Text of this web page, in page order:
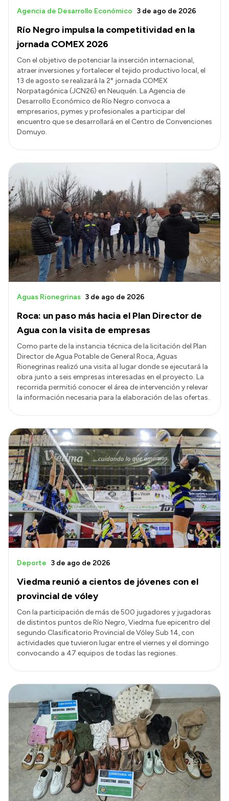
Río Negro impulsa la competitividad en la
jornada COMEX 2026
Agencia de Desarrollo Económico 3 de ago de 2026
Con el objetivo de potenciar la inserción internacional,
atraer inversiones y fortalecer el tejido productivo local, el
13 de agosto se realizará la 2° jornada COMEX
Norpatagónica (JCN26) en Neuquén. La Agencia de
Desarrollo Económico de Río Negro convoca a
empresarios, pymes y profesionales a participar del
encuentro que se desarrollará en el Centro de Convenciones
Domuyo.
Roca: un paso más hacia el Plan Director de
Agua con la visita de empresas
Aguas Rionegrinas 3 de ago de 2026
Como parte de la instancia técnica de la licitación del Plan
Director de Agua Potable de General Roca, Aguas
Rionegrinas realizó una visita al lugar donde se ejecutará la
obra junto a seis empresas interesadas en el proyecto. La
recorrida permitió conocer el área de intervención y relevar
la información necesaria para la elaboración de las ofertas.
Viedma reunió a cientos de jóvenes con el
provincial de vóley
Deporte 3 de ago de 2026
Con la participación de más de 500 jugadores y jugadoras
de distintos puntos de Río Negro, Viedma fue epicentro del
segundo Clasificatorio Provincial de Vóley Sub 14, con
actividades que tuvieron lugar entre el viernes y el domingo
convocando a 47 equipos de todas las regiones.